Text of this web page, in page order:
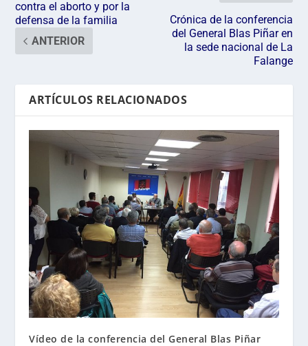
contra el aborto y por la
defensa de la familia
ANTERIOR
Crónica de la conferencia
del General Blas Piñar en
la sede nacional de La
Falange
ARTÍCULOS RELACIONADOS
Vídeo de la conferencia del General Blas Piñar